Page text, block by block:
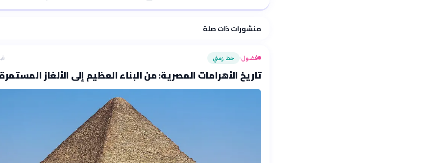
منشورات ذات صلة
فضول› خط زمني قبل
تاريخ الأهرامات المصرية: من البناء العظيم إلى الألغاز